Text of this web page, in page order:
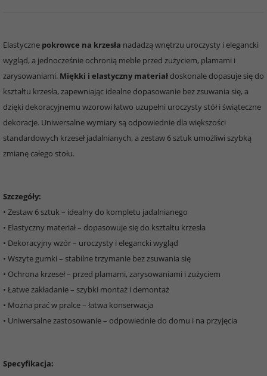
Elastyczne pokrowce na krzesła nadadzą wnętrzu uroczysty i elegancki
wygląd, a jednocześnie ochronią meble przed zużyciem, plamami i
zarysowaniami. Miękki i elastyczny materiał doskonale dopasuje się do
kształtu krzesła, zapewniając idealne dopasowanie bez zsuwania się, a
dzięki dekoracyjnemu wzorowi łatwo uzupełni uroczysty stół i świąteczne
dekoracje. Uniwersalne wymiary są odpowiednie dla większości
standardowych krzeseł jadalnianych, a zestaw 6 sztuk umożliwi szybką
zmianę całego stołu.
Szczegóły:
• Zestaw 6 sztuk – idealny do kompletu jadalnianego
• Elastyczny materiał – dopasowuje się do kształtu krzesła
• Dekoracyjny wzór – uroczysty i elegancki wygląd
• Wszyte gumki – stabilne trzymanie bez zsuwania się
• Ochrona krzeseł – przed plamami, zarysowaniami i zużyciem
• Łatwe zakładanie – szybki montaż i demontaż
• Można prać w pralce – łatwa konserwacja
• Uniwersalne zastosowanie – odpowiednie do domu i na przyjęcia
Specyfikacja: